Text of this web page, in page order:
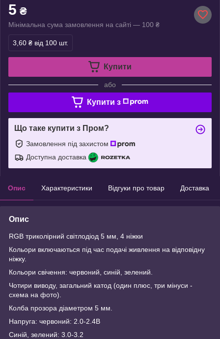
5 ₴
Мінімальна сума замовлення на сайті — 100 ₴
3,60 ₴ від 100 шт.
Купити
або
Купити з
Що таке купити з Пром?
Замовлення під захистом
Доступна доставка
Опис Характеристики Відгуки про товар Доставка
Опис
RGB триколірний світлодіод 5 мм, 4 ніжки
Кольори включаються під час подачі живлення на відповідну
ніжку.
Кольори свічення: червоний, синій, зелений.
Чотири виводу, загальний катод (один плюс, три мінуси -
схема на фото).
Колба прозора діаметром 5 мм.
Напруга: червоний: 2.0-2.4В
Синій, зелений: 3.0-3.2